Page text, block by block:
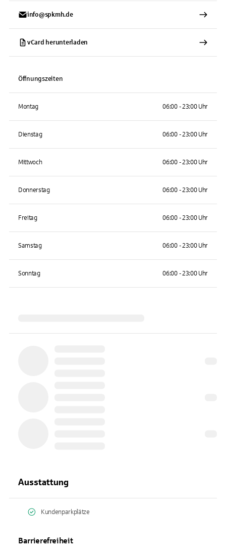
info@spkmh.de
vCard herunterladen
Öffnungszeiten
Montag 06:00 - 23:00 Uhr
Dienstag 06:00 - 23:00 Uhr
Mittwoch 06:00 - 23:00 Uhr
Donnerstag 06:00 - 23:00 Uhr
Freitag 06:00 - 23:00 Uhr
Samstag 06:00 - 23:00 Uhr
Sonntag 06:00 - 23:00 Uhr
Ausstattung
Kundenparkplätze
Barrierefreiheit